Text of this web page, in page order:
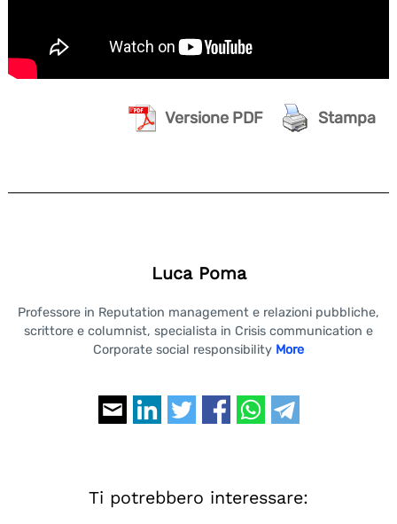
Versione PDF Stampa
Luca Poma
Professore in Reputation management e relazioni pubbliche,
scrittore e columnist, specialista in Crisis communication e
Corporate social responsibility More
Ti potrebbero interessare: